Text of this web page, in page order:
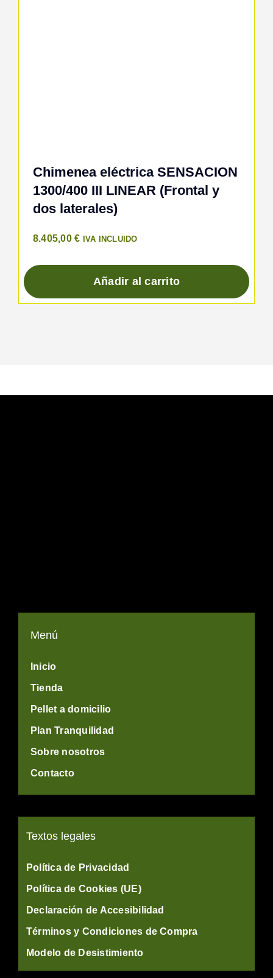
Chimenea eléctrica SENSACION
1300/400 III LINEAR (Frontal y
dos laterales)
8.405,00€ IVA INCLUIDO
Añadir al carrito
Menú
Inicio
Tienda
Pellet a domicilio
Plan Tranquilidad
Sobre nosotros
Contacto
Textos legales
Política de Privacidad
Política de Cookies (UE)
Declaración de Accesibilidad
Términos y Condiciones de Compra
Modelo de Desistimiento